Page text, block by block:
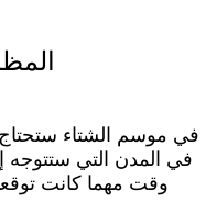
في موسم الشتاء ستحتاج
في المدن التي ستتوجه
وقت مهما كانت